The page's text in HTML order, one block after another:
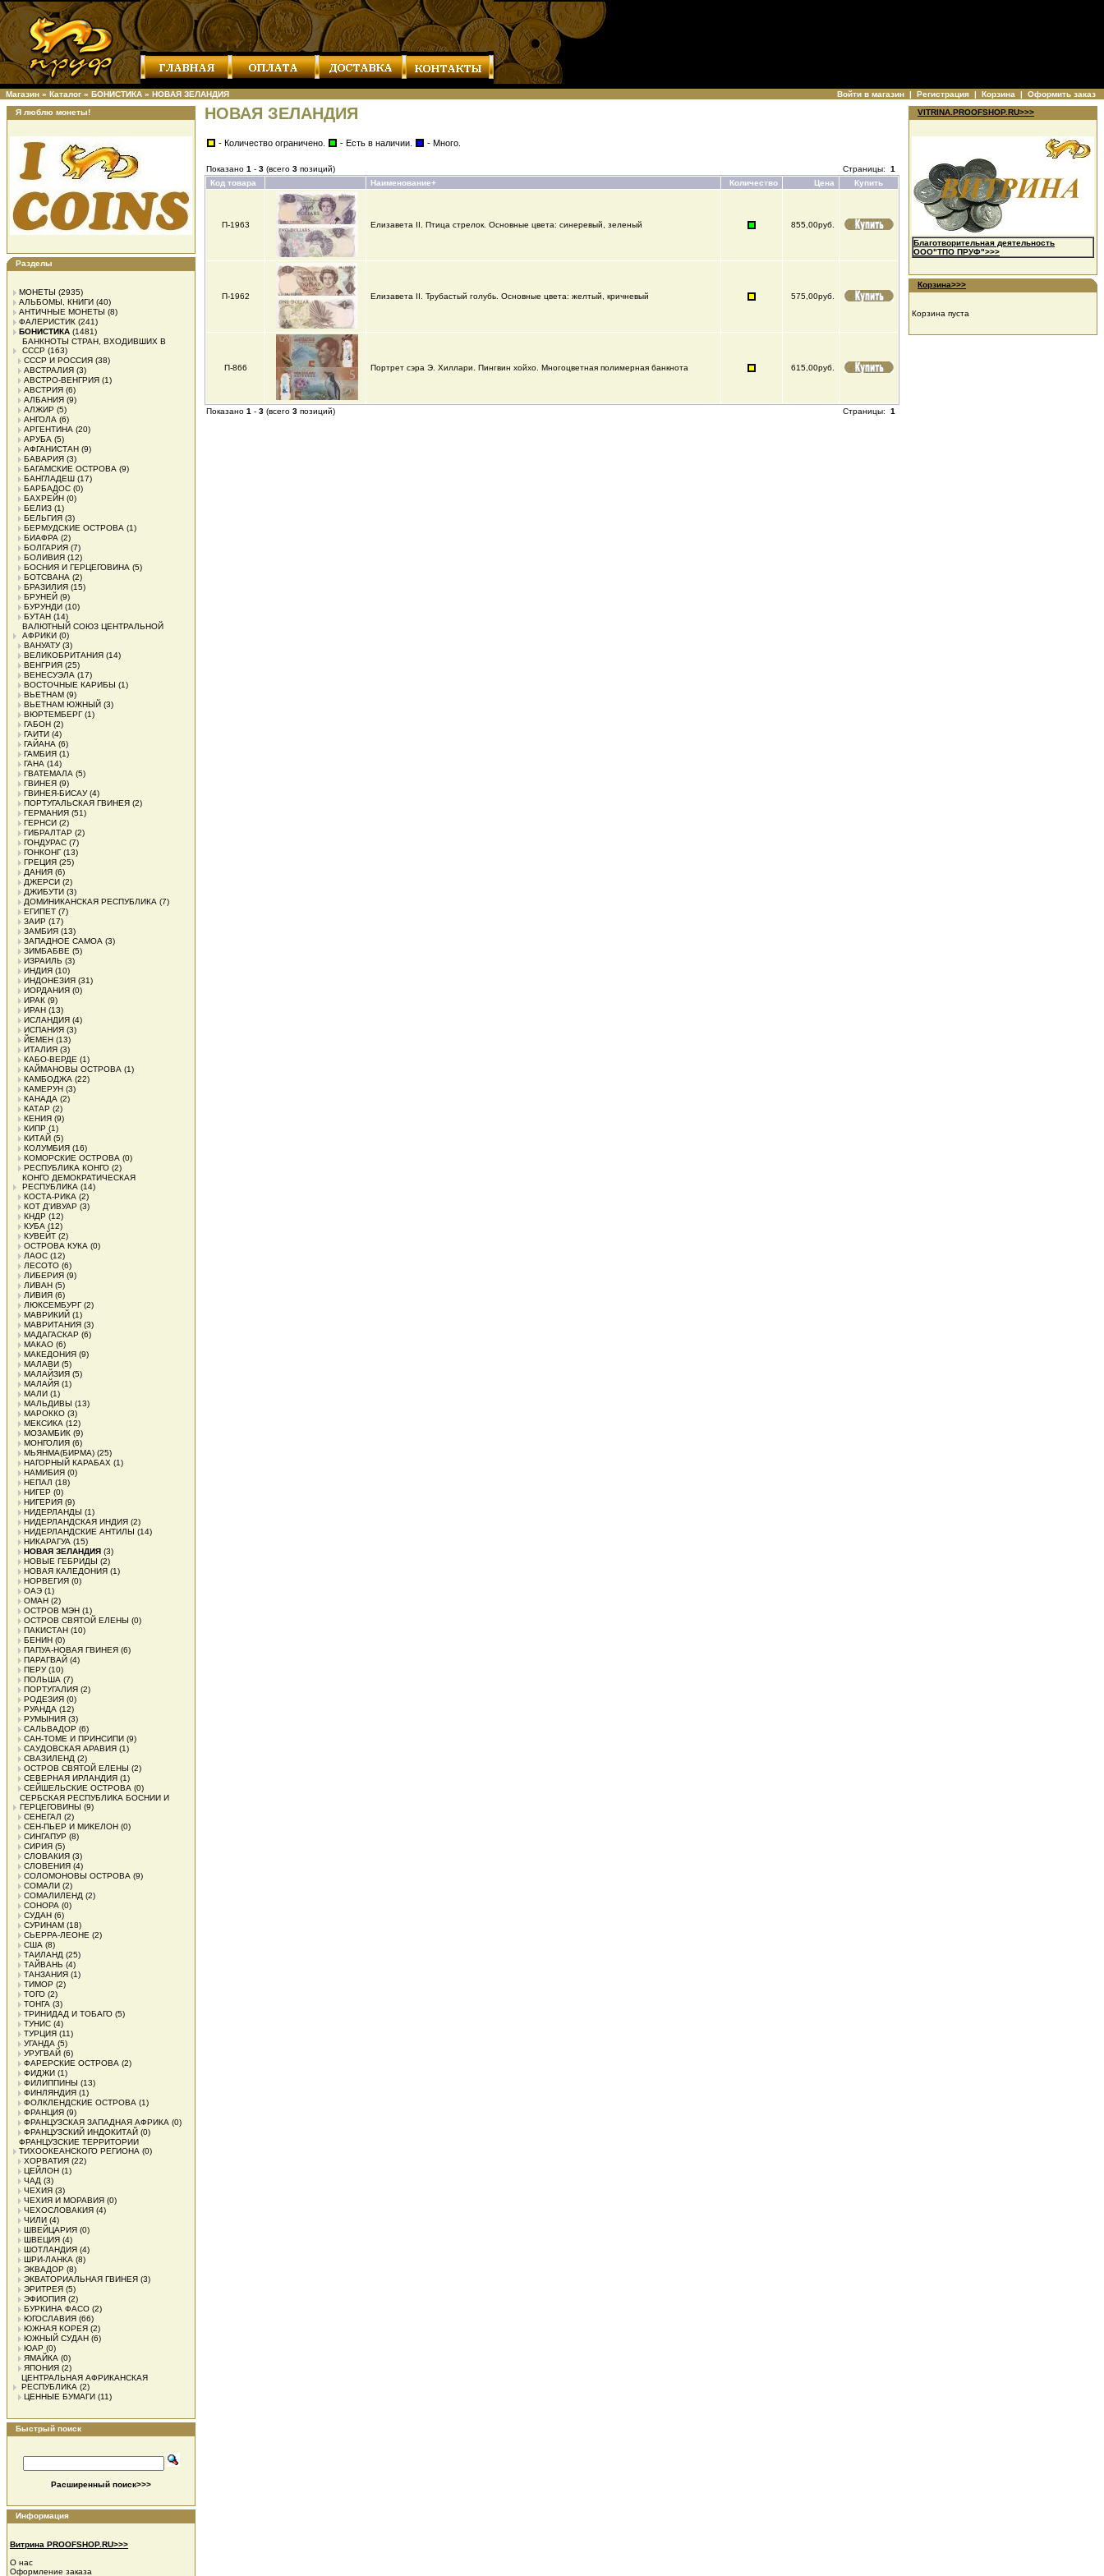
Магазин » Каталог » БОНИСТИКА » НОВАЯ ЗЕЛАНДИЯ Войти в магазин | Регистрация | Корзина | Оформить заказ
Я люблю монеты!
Разделы
МОНЕТЫ (2935)
АЛЬБОМЫ, КНИГИ (40)
АНТИЧНЫЕ МОНЕТЫ (8)
ФАЛЕРИСТИК (241)
БОНИСТИКА (1481)
БАНКНОТЫ СТРАН, ВХОДИВШИХ В
СССР (163)
СССР И РОССИЯ (38)
АВСТРАЛИЯ (3)
АВСТРО-ВЕНГРИЯ (1)
АВСТРИЯ (6)
АЛБАНИЯ (9)
АЛЖИР (5)
АНГОЛА (6)
АРГЕНТИНА (20)
АРУБА (5)
АФГАНИСТАН (9)
БАВАРИЯ (3)
БАГАМСКИЕ ОСТРОВА (9)
БАНГЛАДЕШ (17)
БАРБАДОС (0)
БАХРЕЙН (0)
БЕЛИЗ (1)
БЕЛЬГИЯ (3)
БЕРМУДСКИЕ ОСТРОВА (1)
БИАФРА (2)
БОЛГАРИЯ (7)
БОЛИВИЯ (12)
БОСНИЯ И ГЕРЦЕГОВИНА (5)
БОТСВАНА (2)
БРАЗИЛИЯ (15)
БРУНЕЙ (9)
БУРУНДИ (10)
БУТАН (14)
ВАЛЮТНЫЙ СОЮЗ ЦЕНТРАЛЬНОЙ
АФРИКИ (0)
ВАНУАТУ(3)
ВЕЛИКОБРИТАНИЯ (14)
ВЕНГРИЯ (25)
ВЕНЕСУЭЛА (17)
ВОСТОЧНЫЕ КАРИБЫ (1)
ВЬЕТНАМ (9)
ВЬЕТНАМ ЮЖНЫЙ (3)
ВЮРТЕМБЕРГ(1)
ГАБОН (2)
ГАИТИ (4)
ГАЙАНА (6)
ГАМБИЯ (1)
ГАНА (14)
ГВАТЕМАЛА (5)
ГВИНЕЯ (9)
ГВИНЕЯ-БИСАУ(4)
ПОРТУГАЛЬСКАЯ ГВИНЕЯ (2)
ГЕРМАНИЯ (51)
ГЕРНСИ (2)
ГИБРАЛТАР (2)
ГОНДУРАС (7)
ГОНКОНГ(13)
ГРЕЦИЯ (25)
ДАНИЯ (6)
ДЖЕРСИ (2)
ДЖИБУТИ (3)
ДОМИНИКАНСКАЯ РЕСПУБЛИКА (7)
ЕГИПЕТ (7)
ЗАИР (17)
ЗАМБИЯ (13)
ЗАПАДНОЕ САМОА (3)
ЗИМБАБВЕ (5)
ИЗРАИЛЬ (3)
ИНДИЯ (10)
ИНДОНЕЗИЯ (31)
ИОРДАНИЯ (0)
ИРАК (9)
ИРАН (13)
ИСЛАНДИЯ (4)
ИСПАНИЯ (3)
ЙЕМЕН (13)
ИТАЛИЯ (3)
КАБО-ВЕРДЕ (1)
КАЙМАНОВЫ ОСТРОВА (1)
КАМБОДЖА (22)
КАМЕРУН (3)
КАНАДА (2)
КАТАР (2)
КЕНИЯ (9)
КИПР (1)
КИТАЙ (5)
КОЛУМБИЯ (16)
КОМОРСКИЕ ОСТРОВА (0)
РЕСПУБЛИКА КОНГО (2)
КОНГО ДЕМОКРАТИЧЕСКАЯ
РЕСПУБЛИКА (14)
КОСТА-РИКА (2)
КОТ Д'ИВУАР (3)
КНДР (12)
КУБА (12)
КУВЕЙТ (2)
ОСТРОВА КУКА (0)
ЛАОС (12)
ЛЕСОТО (6)
ЛИБЕРИЯ (9)
ЛИВАН (5)
ЛИВИЯ (6)
ЛЮКСЕМБУРГ(2)
МАВРИКИЙ (1)
МАВРИТАНИЯ (3)
МАДАГАСКАР (6)
МАКАО (6)
МАКЕДОНИЯ (9)
МАЛАВИ (5)
МАЛАЙЗИЯ (5)
МАЛАЙЯ (1)
МАЛИ (1)
МАЛЬДИВЫ (13)
МАРОККО (3)
МЕКСИКА (12)
МОЗАМБИК (9)
МОНГОЛИЯ (6)
МЬЯНМА(БИРМА) (25)
НАГОРНЫЙ КАРАБАХ (1)
НАМИБИЯ (0)
НЕПАЛ (18)
НИГЕР (0)
НИГЕРИЯ (9)
НИДЕРЛАНДЫ (1)
НИДЕРЛАНДСКАЯ ИНДИЯ (2)
НИДЕРЛАНДСКИЕ АНТИЛЫ (14)
НИКАРАГУА (15)
НОВАЯ ЗЕЛАНДИЯ (3)
НОВЫЕ ГЕБРИДЫ (2)
НОВАЯ КАЛЕДОНИЯ (1)
НОРВЕГИЯ (0)
ОАЭ (1)
ОМАН (2)
ОСТРОВ МЭН (1)
ОСТРОВ СВЯТОЙ ЕЛЕНЫ (0)
ПАКИСТАН (10)
БЕНИН (0)
ПАПУА-НОВАЯ ГВИНЕЯ (6)
ПАРАГВАЙ (4)
ПЕРУ(10)
ПОЛЬША (7)
ПОРТУГАЛИЯ (2)
РОДЕЗИЯ (0)
РУАНДА (12)
РУМЫНИЯ (3)
САЛЬВАДОР (6)
САН-ТОМЕ И ПРИНСИПИ (9)
САУДОВСКАЯ АРАВИЯ (1)
СВАЗИЛЕНД (2)
ОСТРОВ СВЯТОЙ ЕЛЕНЫ (2)
СЕВЕРНАЯ ИРЛАНДИЯ (1)
СЕЙШЕЛЬСКИЕ ОСТРОВА (0)
СЕРБСКАЯ РЕСПУБЛИКА БОСНИИ И
ГЕРЦЕГОВИНЫ (9)
СЕНЕГАЛ (2)
СЕН-ПЬЕР И МИКЕЛОН (0)
СИНГАПУР (8)
СИРИЯ (5)
СЛОВАКИЯ (3)
СЛОВЕНИЯ (4)
СОЛОМОНОВЫ ОСТРОВА (9)
СОМАЛИ (2)
СОМАЛИЛЕНД (2)
СОНОРА (0)
СУДАН (6)
СУРИНАМ (18)
СЬЕРРА-ЛЕОНЕ (2)
США (8)
ТАИЛАНД (25)
ТАЙВАНЬ (4)
ТАНЗАНИЯ (1)
ТИМОР (2)
ТОГО (2)
ТОНГА (3)
ТРИНИДАД И ТОБАГО (5)
ТУНИС (4)
ТУРЦИЯ (11)
УГАНДА (5)
УРУГВАЙ (6)
ФАРЕРСКИЕ ОСТРОВА (2)
ФИДЖИ (1)
ФИЛИППИНЫ (13)
ФИНЛЯНДИЯ (1)
ФОЛКЛЕНДСКИЕ ОСТРОВА (1)
ФРАНЦИЯ (9)
ФРАНЦУЗСКАЯ ЗАПАДНАЯ АФРИКА (0)
ФРАНЦУЗСКИЙ ИНДОКИТАЙ (0)
ФРАНЦУЗСКИЕ ТЕРРИТОРИИ
ТИХООКЕАНСКОГО РЕГИОНА (0)
ХОРВАТИЯ (22)
ЦЕЙЛОН (1)
ЧАД (3)
ЧЕХИЯ (3)
ЧЕХИЯ И МОРАВИЯ (0)
ЧЕХОСЛОВАКИЯ (4)
ЧИЛИ (4)
ШВЕЙЦАРИЯ (0)
ШВЕЦИЯ (4)
ШОТЛАНДИЯ (4)
ШРИ-ЛАНКА (8)
ЭКВАДОР (8)
ЭКВАТОРИАЛЬНАЯ ГВИНЕЯ (3)
ЭРИТРЕЯ (5)
ЭФИОПИЯ (2)
БУРКИНА ФАСО (2)
ЮГОСЛАВИЯ (66)
ЮЖНАЯ КОРЕЯ (2)
ЮЖНЫЙ СУДАН (6)
ЮАР (0)
ЯМАЙКА (0)
ЯПОНИЯ (2)
ЦЕНТРАЛЬНАЯ АФРИКАНСКАЯ
РЕСПУБЛИКА (2)
ЦЕННЫЕ БУМАГИ (11)
Быстрый поиск
Расширенный поиск>>>
Информация
Витрина PROOFSHOP.RU>>>
О нас
Оформление заказа
НОВАЯ ЗЕЛАНДИЯ
- Количество ограничено. - Есть в наличии. - Много.
Показано 1 - 3 (всего 3 позиций) Страницы: 1
Код товара
Наименование+ Количество Цена Купить
П-1963 Елизавета II. Птица стрелок. Основные цвета: синеревый, зеленый 855,00руб.
П-1962 Елизавета II. Трубастый голубь. Основные цвета: желтый, кричневый 575,00руб.
П-866 Портрет сэра Э. Хиллари. Пингвин хойхо. Многоцветная полимерная банкнота 615,00руб.
Показано 1 - 3 (всего 3 позиций) Страницы: 1
VITRINA.PROOFSHOP.RU>>>
Благотворительная деятельность
ООО"ТПО ПРУФ">>>
Корзина>>>
Корзина пуста